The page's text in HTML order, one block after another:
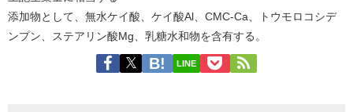
添加物として、無水ケイ酸、ケイ酸Al、CMC-Ca、トウモロコシデ
ンプン、ステアリン酸Mg、乳糖水和物を含有する。
LINE